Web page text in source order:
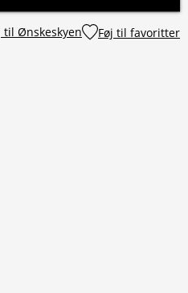
til Ønskeskyen Føj til favoritter